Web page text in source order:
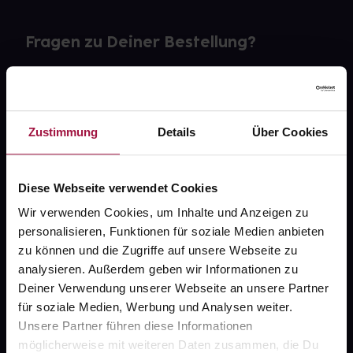
Zustimmung Details Über Cookies
Diese Webseite verwendet Cookies
Wir verwenden Cookies, um Inhalte und Anzeigen zu
personalisieren, Funktionen für soziale Medien anbieten
zu können und die Zugriffe auf unsere Webseite zu
analysieren. Außerdem geben wir Informationen zu
Deiner Verwendung unserer Webseite an unsere Partner
für soziale Medien, Werbung und Analysen weiter.
Unsere Partner führen diese Informationen
möglicherweise mit weiteren Daten zusammen, die Du
Fragen zu Deiner Bestellung?
gesund.de
Über uns
Karriere
Newsletter